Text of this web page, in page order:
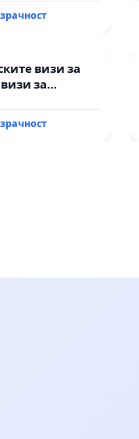
визи за
за